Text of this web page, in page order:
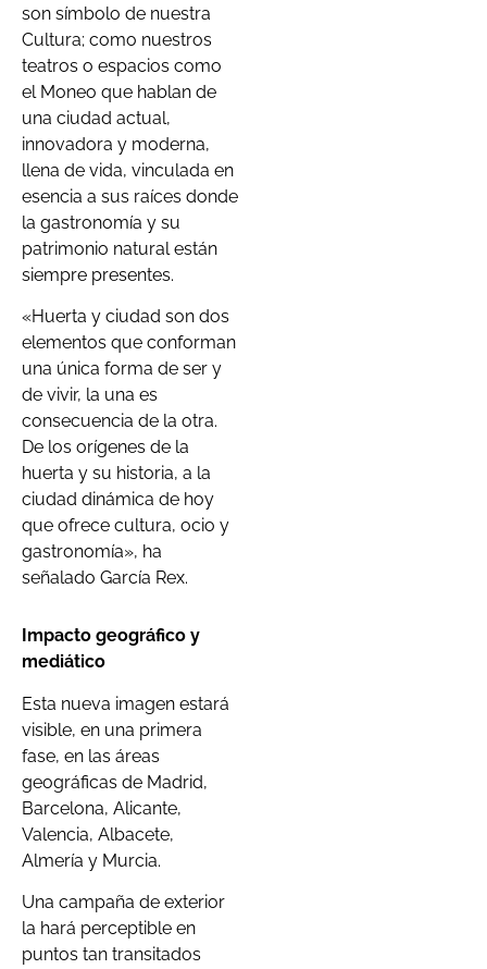
son símbolo de nuestra
Cultura; como nuestros
teatros o espacios como
el Moneo que hablan de
una ciudad actual,
innovadora y moderna,
llena de vida, vinculada en
esencia a sus raíces donde
la gastronomía y su
patrimonio natural están
siempre presentes.
«Huerta y ciudad son dos
elementos que conforman
una única forma de ser y
de vivir, la una es
consecuencia de la otra.
De los orígenes de la
huerta y su historia, a la
ciudad dinámica de hoy
que ofrece cultura, ocio y
gastronomía», ha
señalado García Rex.
Impacto geográfico y
mediático
Esta nueva imagen estará
visible, en una primera
fase, en las áreas
geográficas de Madrid,
Barcelona, Alicante,
Valencia, Albacete,
Almería y Murcia.
Una campaña de exterior
la hará perceptible en
puntos tan transitados